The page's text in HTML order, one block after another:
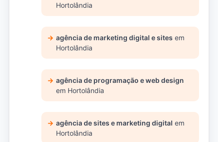
Hortolândia
agência de marketing digital e sites em
Hortolândia
agência de programação e web design
em Hortolândia
agência de sites e marketing digital em
Hortolândia